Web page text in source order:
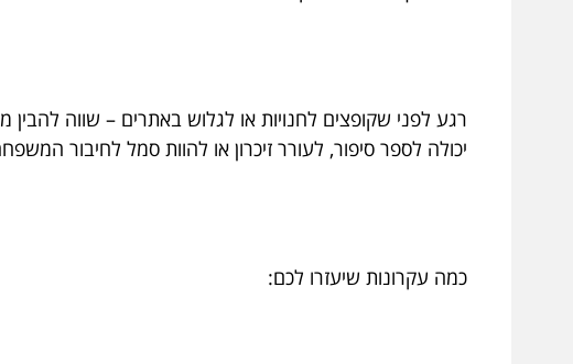
רגע לפני שקופצים לחנויות או לגלוש באתרים – שווה
יכולה לספר סיפור, לעורר זיכרון או להוות סמל לחיבור
כמה עקרונות שיעזרו לכם: